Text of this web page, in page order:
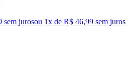
sem jurosou 1x de R$ 46,99 sem juros